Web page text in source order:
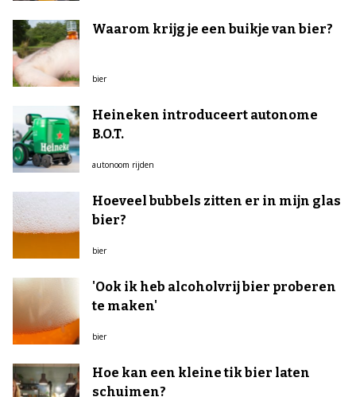
Waarom krijg je een buikje van bier?
bier
Heineken introduceert autonome
B.O.T.
autonoom rijden
Hoeveel bubbels zitten er in mijn glas
bier?
bier
'Ook ik heb alcoholvrij bier proberen
te maken'
bier
Hoe kan een kleine tik bier laten
schuimen?